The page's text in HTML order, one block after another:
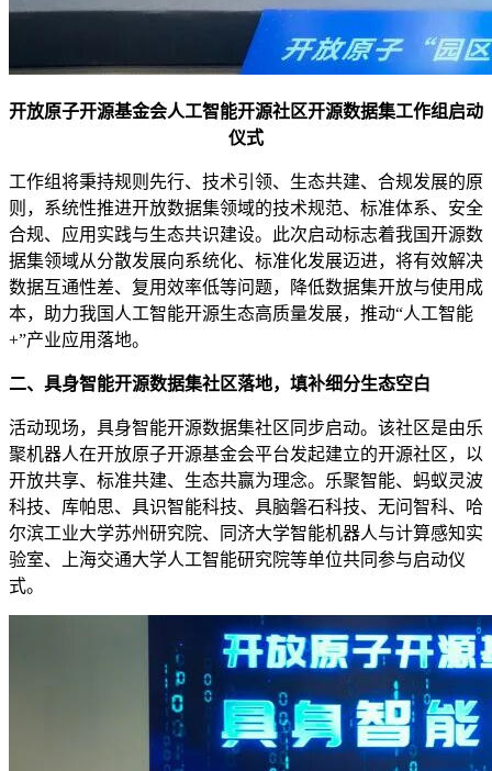
开放原子开源基金会人工智能开源社区开源数据集工作组启动
仪式
工作组将秉持规则先行、技术引领、生态共建、合规发展的原
则，系统性推进开放数据集领域的技术规范、标准体系、安全
合规、应用实践与生态共识建设。此次启动标志着我国开源数
据集领域从分散发展向系统化、标准化发展迈进，将有效解决
数据互通性差、复用效率低等问题，降低数据集开放与使用成
本，助力我国人工智能开源生态高质量发展，推动“人工智能
+”产业应用落地。
二、具身智能开源数据集社区落地，填补细分生态空白
活动现场，具身智能开源数据集社区同步启动。该社区是由乐
聚机器人在开放原子开源基金会平台发起建立的开源社区，以
开放共享、标准共建、生态共赢为理念。乐聚智能、 蚂蚁灵波
科技、库帕思、具识智能科技、具脑磐石科技、无问智科、哈
尔滨工业大学苏州研究院、同济大学智能机器人与计算感知实
验室、上海交通大学人工智能研究院等单位共同参与启动仪
式。